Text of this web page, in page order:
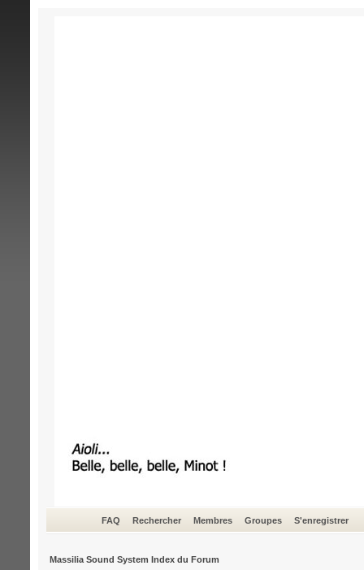
FAQ Rechercher Membres Groupes S'enregistrer
Massilia Sound System Index du Forum